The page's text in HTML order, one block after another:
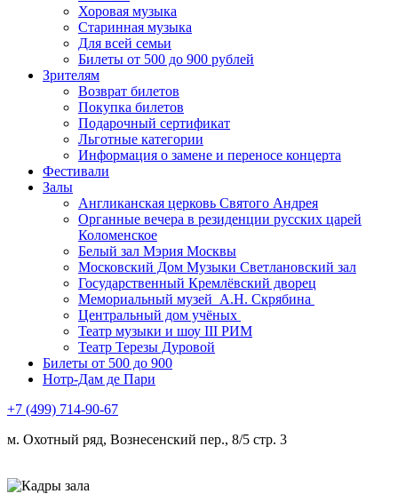
Хоровая музыка
Старинная музыка
Для всей семьи
Билеты от 500 до 900 рублей
Зрителям
Возврат билетов
Покупка билетов
Подарочный сертификат
Льготные категории
Информация о замене и переносе концерта
Фестивали
Залы
Англиканская церковь Святого Андрея
Органные вечера в резиденции русских царей
Коломенское
Белый зал Мэрия Москвы
Московский Дом Музыки Светлановский зал
Государственный Кремлёвский дворец
Мемориальный музей А.Н. Скрябина
Центральный дом учёных
Театр музыки и шоу III РИМ
Театр Терезы Дуровой
Билеты от 500 до 900
Нотр-Дам де Пари
+7 (499) 714-90-67
м. Охотный ряд, Вознесенский пер., 8/5 стр. 3